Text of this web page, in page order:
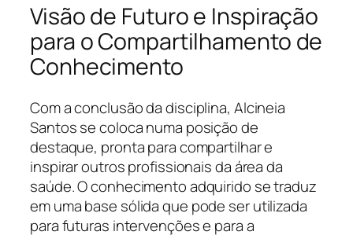
Visão de Futuro e Inspiração
para o Compartilhamento de
Conhecimento
Com a conclusão da disciplina, Alcineia
Santos se coloca numa posição de
destaque, pronta para compartilhar e
inspirar outros profissionais da área da
saúde. O conhecimento adquirido se traduz
em uma base sólida que pode ser utilizada
para futuras intervenções e para a